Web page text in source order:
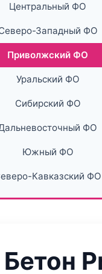
Центральный ФО
Западный ФО
Приволжский ФО
Уральский ФО
Сибирский ФО
ФО
Южный ФО
Кавказский ФО